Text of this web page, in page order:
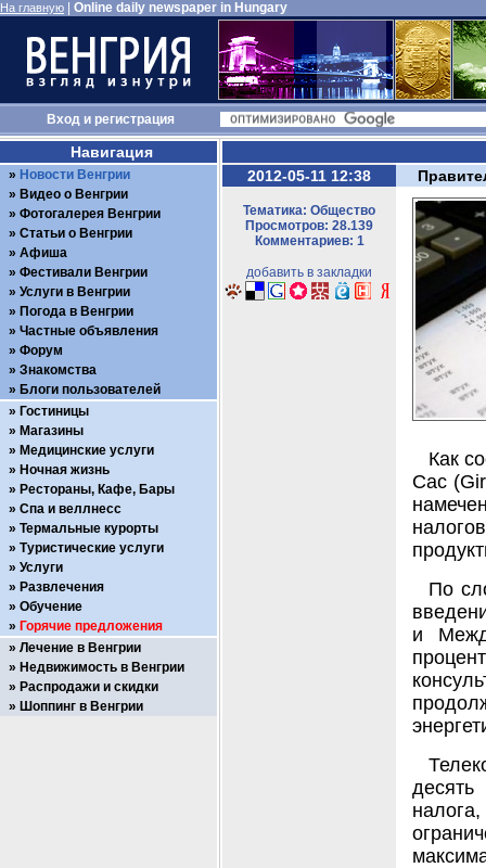
На главную Online daily newspaper in Hungary
Входи регистрация
2012-05-11 12:38
Тематика: Общество
Просмотров: 28.139
Комментариев: 1
добавить в закладки
Как
Сас
По
и
Навигация
Новости Венгрии
Видео о Венгрии
Фотогалерея Венгрии
Статьи о Венгрии
Афиша
Фестивали Венгрии
Услуги в Венгрии
Погода в Венгрии
Частные объявления
Форум
Знакомства
Блоги пользователей
Гостиницы
Магазины
Медицинские услуги
Ночная жизнь
Рестораны, Кафе, Бары
Спа и веллнесс
Термальные курорты
Туристические услуги
Услуги
Развлечения
Обучение
Горячие предложения
Лечение в Венгрии
Недвижимость в Венгрии
Распродажи и скидки
Шоппинг в Венгрии